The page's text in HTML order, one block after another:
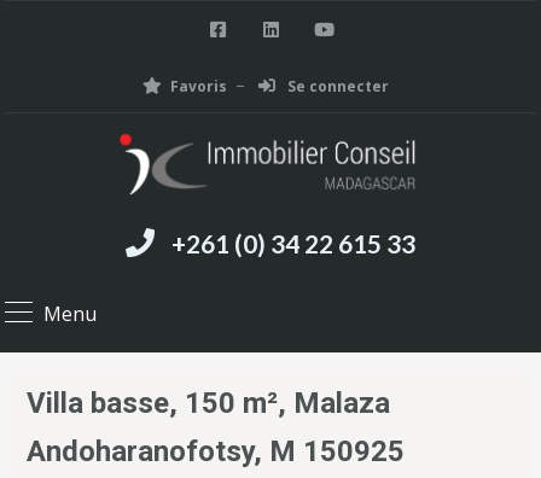
Favoris Se connecter
+261 (0) 34 22 615 33
Menu
Villa basse, 150 m², Malaza
Andoharanofotsy, M 150925